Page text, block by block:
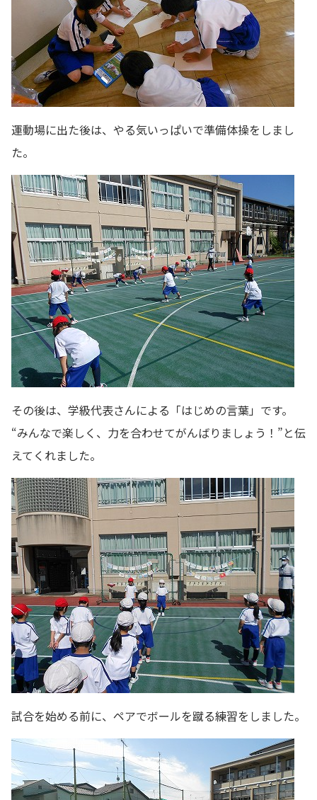
運動場に出た後は、やる気いっぱいで準備体操をしまし
た。
その後は、学級代表さんによる「はじめの言葉」です。
“みんなで楽しく、力を合わせてがんばりましょう！”と伝
えてくれました。
試合を始める前に、ペアでボールを蹴る練習をしました。